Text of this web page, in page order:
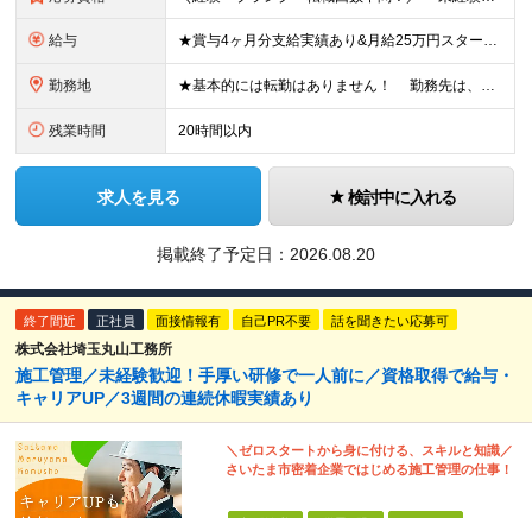
給与 ★賞与4ヶ月分支給実績あり&月給25万円スタート！ ＜2024年度から3万円月給アップ！＞ 月給25万円～+諸手当+賞与年2回 ※上記金額に残業代は含みません。超過分は別途全額支給します。 ※試用
勤務地 ★基本的には転勤はありません！ 勤務先は、希望とお住まい場所を考慮し相談のうえ決定します。 本社：東京都港区芝浦4丁目3番4号 田町きよたビル5F 成田営業所：千葉県成田市新田28-1 ※(
残業時間 20時間以内
求人を見る 検討中に入れる
掲載終了予定日： 2026.08.20
終了間近 正社員 面接情報有 自己PR不要 話を聞きたい応募可
株式会社埼玉丸山工務所
施工管理／未経験歓迎！手厚い研修で一人前に／資格取得で給与・
キャリアUP／3週間の連続休暇実績あり
＼ゼロスタートから身に付ける、スキルと知識／
さいたま市密着企業ではじめる施工管理の仕事！